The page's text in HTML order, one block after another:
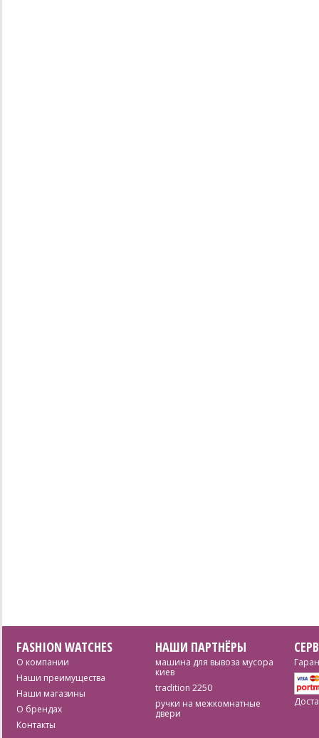
FASHION WATCHES
О компании
Наши преимущества
Наши магазины
О брендах
Контакты
НАШИ ПАРТНЁРЫ
машина для вывоза мусора
киев
tradition 2250
ручки на межкомнатные
двери